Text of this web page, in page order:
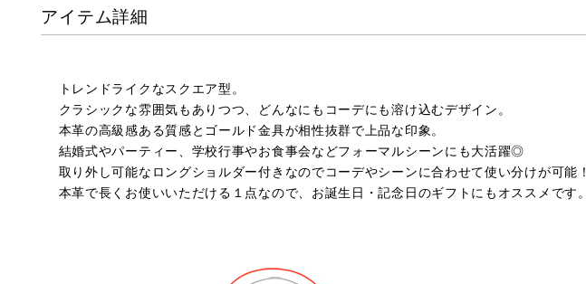
アイテム詳細
トレンドライクなスクエア型。
クラシックな雰囲気もありつつ、どんなにもコーデにも溶け込むデザイン。
本革の高級感ある質感とゴールド金具が相性抜群で上品な印象。
結婚式やパーティー、学校行事やお食事会などフォーマルシーンにも大活躍◎
取り外し可能なロングショルダー付きなのでコーデやシーンに合わせて使い分けが可能！
本革で長くお使いいただける１点なので、お誕生日・記念日のギフトにもオススメです。